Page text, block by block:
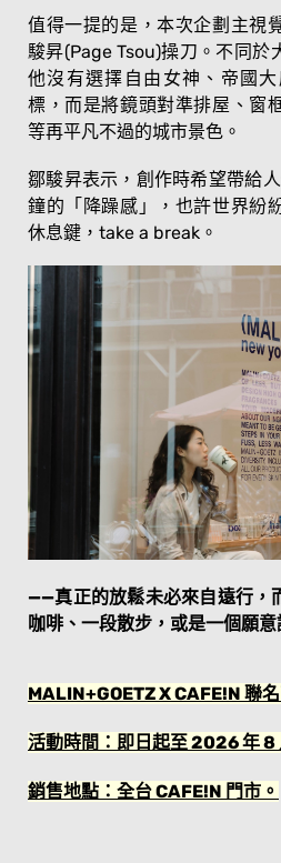
值得一提的是，本次企劃主視
駿昇(Page Tsou)操刀。不同於
他沒有選擇自由女神、帝國
標，而是將鏡頭對準排屋、窗
等再平凡不過的城市景色。
鄒駿昇表示，創作時希望帶給
鐘的「降躁感」，也許世界紛
休息鍵，take a break。
——真正的放鬆未必來自遠行，
咖啡、一段散步，或是一個願
MALIN+GOETZ X CAFE!N 聯
活動時間：即日起至 2026 年 8
銷售地點：全台 CAFE!N 門市。